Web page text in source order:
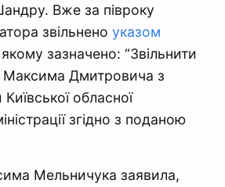
Вже за півроку
звільнено указом
зазначено: “Звільнити
Дмитровича з
обласної
згідно з поданою
Мельничука заявила,